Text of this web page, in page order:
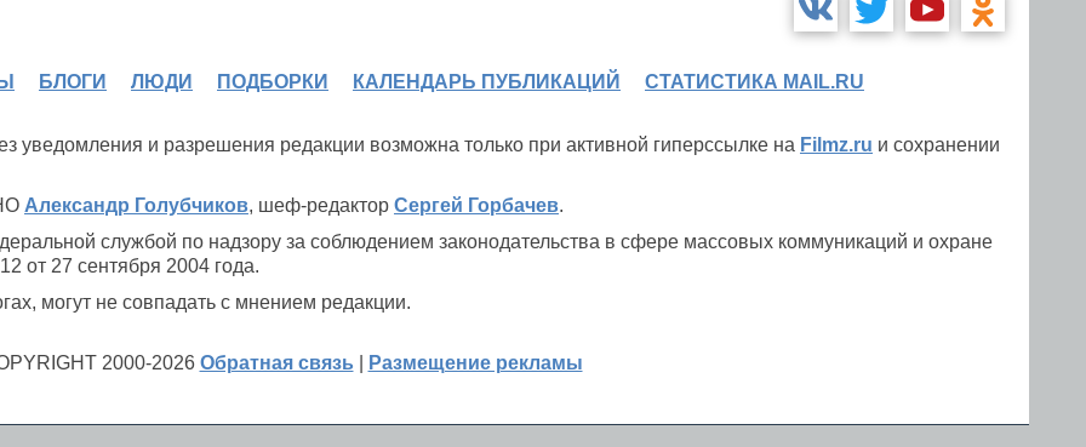
БЛОГИ ЛЮДИ ПОДБОРКИ КАЛЕНДАРЬ ПУБЛИКАЦИЙ СТАТИСТИКА MAIL.RU
уведомления и разрешения редакции возможна только при активной гиперссылке на Filmz.ru и сохранении
Александр Голубчиков, шеф-редактор Сергей Горбачев.
службой по надзору за соблюдением законодательства в сфере массовых коммуникаций и охране
от 27 сентября 2004 года.
могут не совпадать с мнением редакции.
2000-2026 Обратная связь Размещение рекламы